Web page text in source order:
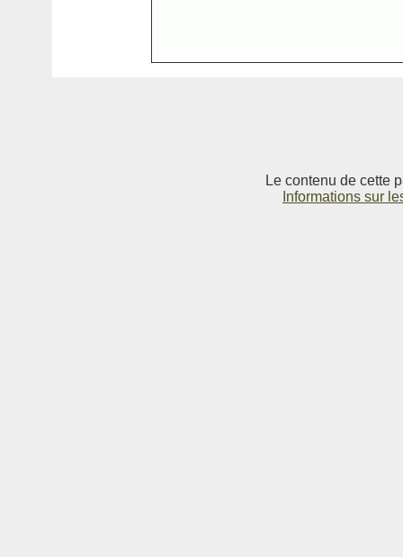
Le contenu de cette
Informations sur